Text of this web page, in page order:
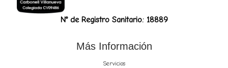
N° de Registro Sanitario: 18889
Más Información
Servicios